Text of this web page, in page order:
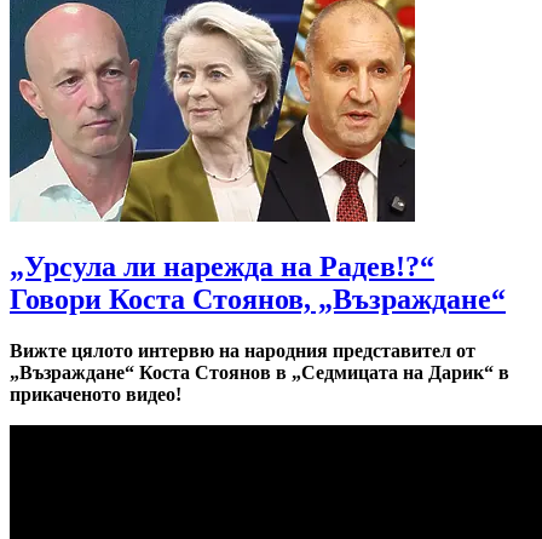
„Урсула ли нарежда на Радев!?“
Говори Коста Стоянов, „Възраждане“
Вижте цялото интервю на народния представител от
„Възраждане“ Коста Стоянов в „Седмицата на Дарик“ в
прикаченото видео!